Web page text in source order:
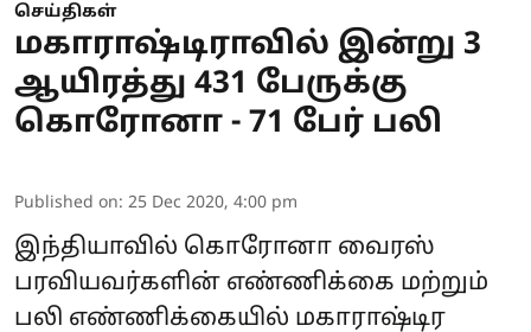
செய்திகள்
மகாராஷ்டிராவில் இன்று 3
ஆயிரத்து 431 பேருக்கு
கொரோனா - 71 பேர் பலி
Published on: 25 Dec 2020, 4:00 pm
இந்தியாவில் கொரோனா வைரஸ்
பரவியவர்களின் எண்ணிக்கை மற்றும்
பலி எண்ணிக்கையில் மகாராஷ்டிர